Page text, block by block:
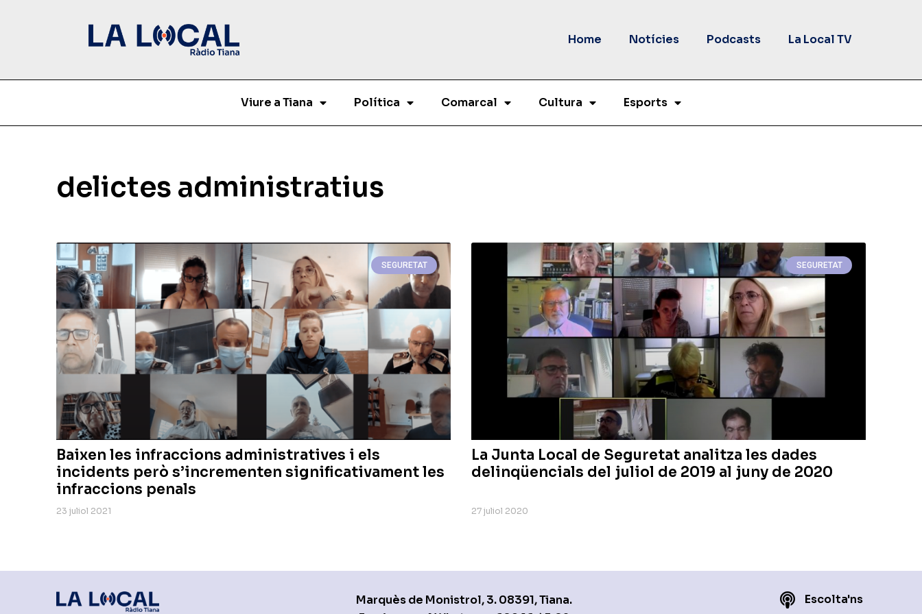
Home Notícies Podcasts La Local TV
Viure a Tiana Política Comarcal Cultura Esports
delictes administratius
SEGURETAT
Baixen les infraccions administratives i els
incidents però s’incrementen significativament les
infraccions penals
23 juliol 2021
SEGURETAT
La Junta Local de Seguretat analitza les dades
delinqüencials del juliol de 2019 al juny de 2020
27 juliol 2020
Marquès de Monistrol, 3. 08391, Tiana.
Escolta'ns